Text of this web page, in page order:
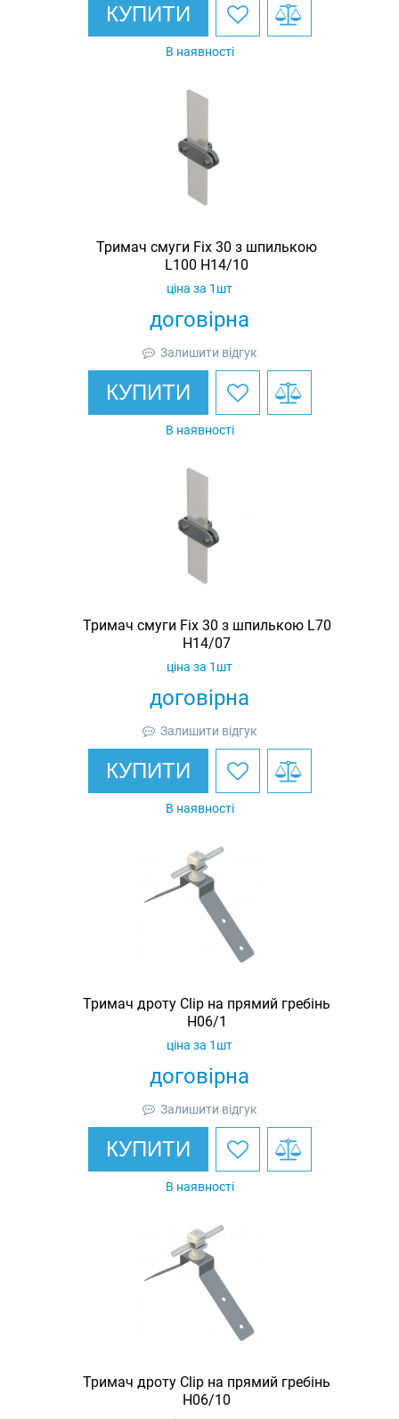
КУПИТИ
В наявності
Тримач смуги Fix 30 з шпилькою
L100 H14/10
договірна
ціна за 1шт
Залишити відгук
КУПИТИ
В наявності
Тримач смуги Fix 30 з шпилькою L70
H14/07
договірна
ціна за 1шт
Залишити відгук
КУПИТИ
В наявності
Тримач дроту Clip на прямий гребінь
H06/1
договірна
ціна за 1шт
Залишити відгук
КУПИТИ
В наявності
Тримач дроту Clip на прямий гребінь
H06/10